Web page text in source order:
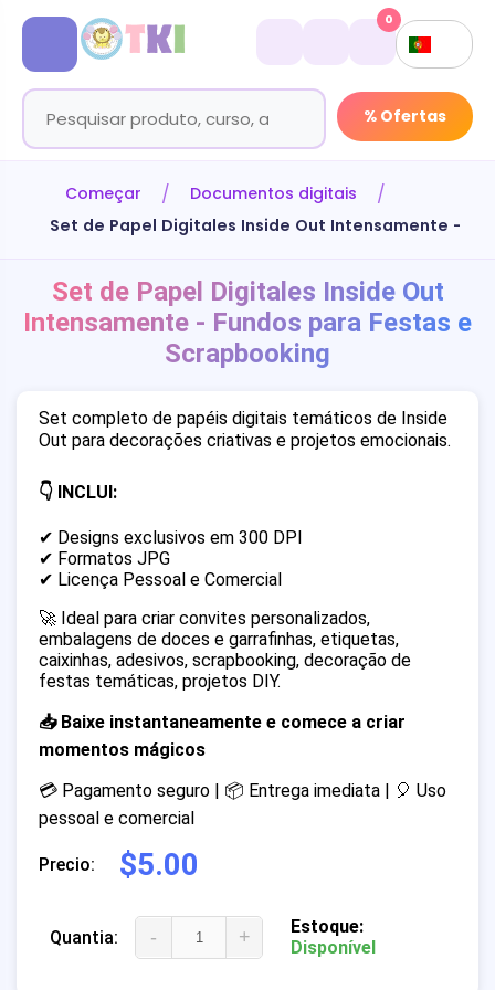
% Ofertas
0
Começar
Documentos digitais
Set de Papel Digitales Inside Out Intensamente -
Set de Papel Digitales Inside Out
Intensamente - Fundos para Festas e
Scrapbooking
Set completo de papéis digitais temáticos de Inside
Out para decorações criativas e projetos emocionais.
👇 INCLUI:
✔ Designs exclusivos em 300 DPI
✔ Formatos JPG
✔ Licença Pessoal e Comercial
🚀 Ideal para criar convites personalizados,
embalagens de doces e garrafinhas, etiquetas,
caixinhas, adesivos, scrapbooking, decoração de
festas temáticas, projetos DIY.
📥 Baixe instantaneamente e comece a criar
momentos mágicos
💳 Pagamento seguro | 📦 Entrega imediata | 🎈 Uso
pessoal e comercial
Precio: $5.00
Quantia: - +
Estoque:
Disponível